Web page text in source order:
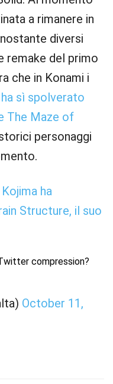
a rimanere in
diversi
remake del primo
che in Konami i
ha sì spolverato
The Maze of
personaggi
ha
Structure, il suo
compression?
October 11,